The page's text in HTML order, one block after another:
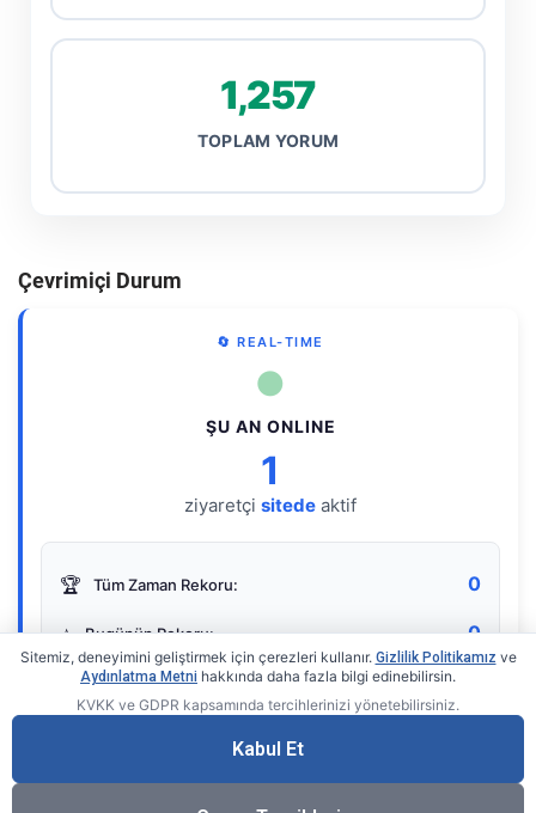
1,257
TOPLAM YORUM
Çevrimiçi Durum
🔄 REAL-TIME
●
ŞU AN ONLINE
1
ziyaretçi sitede aktif
🏆 Tüm Zaman Rekoru: 0
⭐ Bugünün Rekoru: 0
Gerçek zamanlı sayaç
Sitemiz, deneyimini geliştirmek için çerezleri kullanır. Gizlilik Politikamız ve
Aydınlatma Metni hakkında daha fazla bilgi edinebilirsin.
KVKK ve GDPR kapsamında tercihlerinizi yönetebilirsiniz.
Kabul Et